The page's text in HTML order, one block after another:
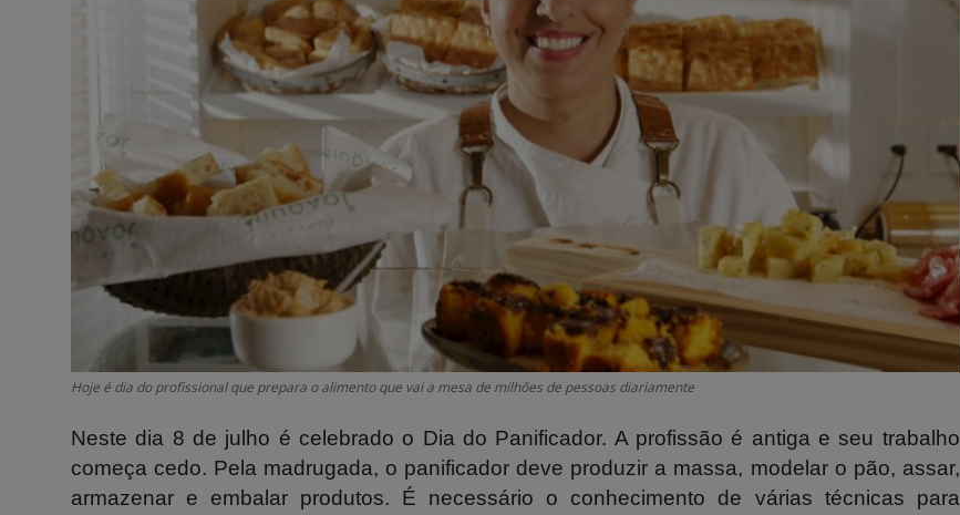
Hoje é dia do profissional que prepara o alimento que vai a mesa de milhões de pessoas diariamente
Neste dia 8 de julho é celebrado o Dia do Panificador. A profissão é antiga e seu trabalho
começa cedo. Pela madrugada, o panificador deve produzir a massa, modelar o pão, assar,
armazenar e embalar produtos. É necessário o conhecimento de várias técnicas para